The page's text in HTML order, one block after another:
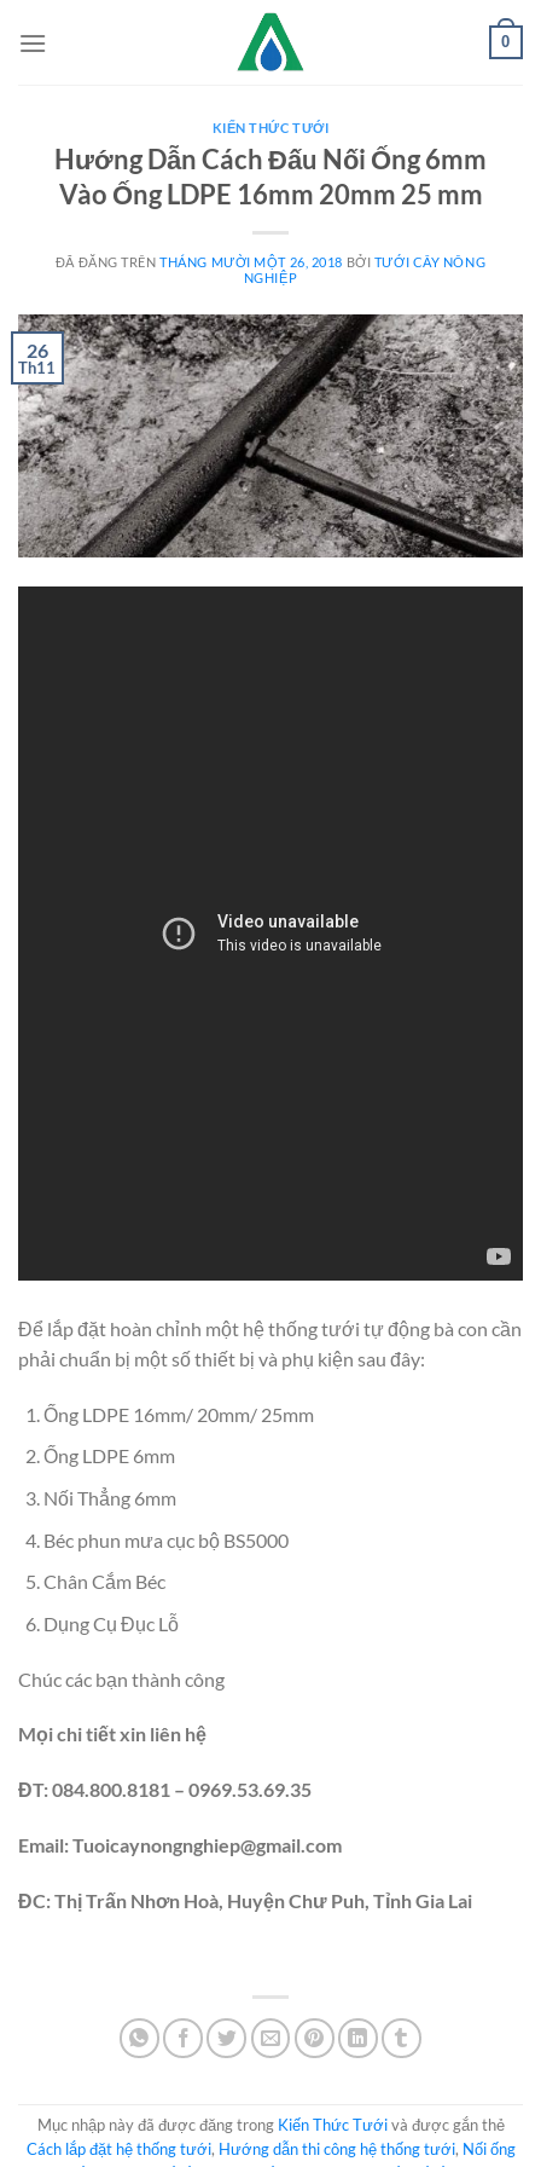
đến
0
KIẾN THỨC TƯỚI
Hướng Dẫn Cách Đấu Nối Ống 6mm
Vào Ống LDPE 16mm 20mm 25 mm
ĐÃ ĐĂNG TRÊNTHÁNG MƯỜI MỘT 26, 2018 BỞI TƯỚI CÂY NÔNG
NGHIỆP
26
Th11
Để lắp đặt hoàn chỉnh một hệ thống tưới tự động bà con cần
phải chuẩn bị một số thiết bị và phụ kiện sau đây:
Ống LDPE 16mm/ 20mm/ 25mm
Ống LDPE 6mm
Nối Thẳng 6mm
Béc phun mưa cục bộ BS5000
Chân Cắm Béc
Dụng Cụ Đục Lỗ
Chúc các bạn thành công
Mọi chi tiết xin liên hệ
ĐT: 084.800.8181 – 0969.53.69.35
Email: Tuoicaynongnghiep@gmail.com
ĐC: Thị Trấn Nhơn Hoà, Huyện Chư Puh, Tỉnh Gia Lai
Mục nhập này đã được đăng trong Kiến Thức Tướivà được gắn thẻ
Cách lắp đặt hệ thống tưới, Hướng dẫn thi công hệ thống tưới, Nối ống